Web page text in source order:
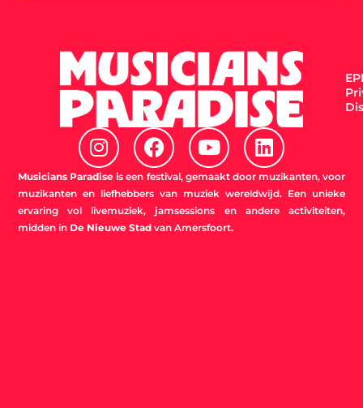
I
n
s
t
a
g
F
a
c
e
b
o
Y
o
u
t
u
b
L
i
n
k
e
Musicians Paradise is een festival, gemaakt door muzikanten, voor
muzikanten en liefhebbers van muziek wereldwijd. Een unieke
ervaring vol livemuziek, jamsessions en andere activiteiten,
midden in De Nieuwe Stadvan Amersfoort.